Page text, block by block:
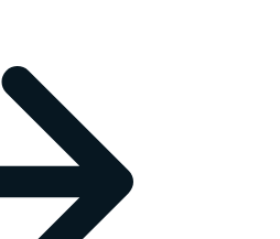
FEBRUARY 23, 2026